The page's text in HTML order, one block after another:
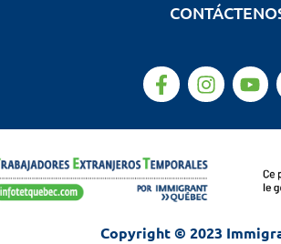
Copyright © 2023